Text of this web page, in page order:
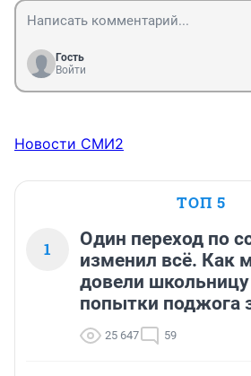
Гость
Войти
Новости СМИ2
ТОП 5
1
Один переход по
изменил всё. Как
довели
попытки поджога
25 647 59